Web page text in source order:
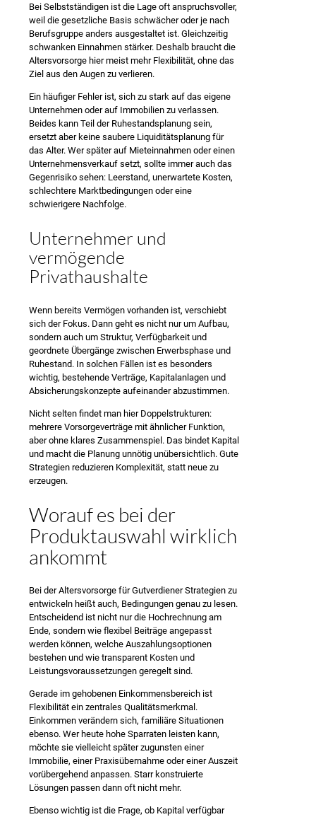
Bei Selbstständigen ist die Lage oft anspruchsvoller,
weil die gesetzliche Basis schwächer oder je nach
Berufsgruppe anders ausgestaltet ist. Gleichzeitig
schwanken Einnahmen stärker. Deshalb braucht die
Altersvorsorge hier meist mehr Flexibilität, ohne das
Ziel aus den Augen zu verlieren.
Ein häufiger Fehler ist, sich zu stark auf das eigene
Unternehmen oder auf Immobilien zu verlassen.
Beides kann Teil der Ruhestandsplanung sein,
ersetzt aber keine saubere Liquiditätsplanung für
das Alter. Wer später auf Mieteinnahmen oder einen
Unternehmensverkauf setzt, sollte immer auch das
Gegenrisiko sehen: Leerstand, unerwartete Kosten,
schlechtere Marktbedingungen oder eine
schwierigere Nachfolge.
Unternehmer und
vermögende
Privathaushalte
Wenn bereits Vermögen vorhanden ist, verschiebt
sich der Fokus. Dann geht es nicht nur um Aufbau,
sondern auch um Struktur, Verfügbarkeit und
geordnete Übergänge zwischen Erwerbsphase und
Ruhestand. In solchen Fällen ist es besonders
wichtig, bestehende Verträge, Kapitalanlagen und
Absicherungskonzepte aufeinander abzustimmen.
Nicht selten findet man hier Doppelstrukturen:
mehrere Vorsorgeverträge mit ähnlicher Funktion,
aber ohne klares Zusammenspiel. Das bindet Kapital
und macht die Planung unnötig unübersichtlich. Gute
Strategien reduzieren Komplexität, statt neue zu
erzeugen.
Worauf es bei der
Produktauswahl wirklich
ankommt
Bei der Altersvorsorge für Gutverdiener Strategien zu
entwickeln heißt auch, Bedingungen genau zu lesen.
Entscheidend ist nicht nur die Hochrechnung am
Ende, sondern wie flexibel Beiträge angepasst
werden können, welche Auszahlungsoptionen
bestehen und wie transparent Kosten und
Leistungsvoraussetzungen geregelt sind.
Gerade im gehobenen Einkommensbereich ist
Flexibilität ein zentrales Qualitätsmerkmal.
Einkommen verändern sich, familiäre Situationen
ebenso. Wer heute hohe Sparraten leisten kann,
möchte sie vielleicht später zugunsten einer
Immobilie, einer Praxisübernahme oder einer Auszeit
vorübergehend anpassen. Starr konstruierte
Lösungen passen dann oft nicht mehr.
Ebenso wichtig ist die Frage, ob Kapital verfügbar